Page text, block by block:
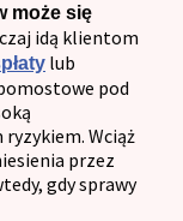
może się
idą klientom
lub
pod
Wciąż
przez
gdy sprawy